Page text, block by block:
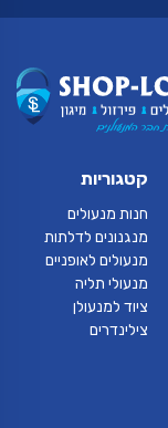
קטגוריות
חנות מנעולים
מנגנונים לדלתות
מנעולים לאופניים
מנעולי תליה
ציוד למנעולן
צילינדרים